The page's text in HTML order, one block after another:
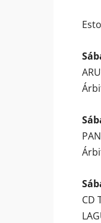
CD